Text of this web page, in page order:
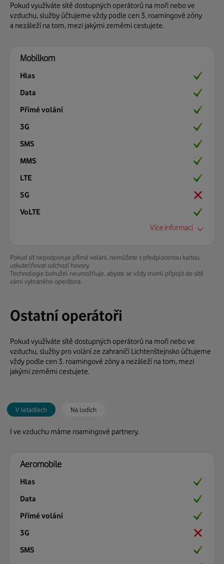
Pokud využíváte sítě dostupných operátorů na moři nebo ve
vzduchu, služby účtujeme vždy podle cen 3. roamingové zóny
a nezáleží na tom, mezi jakými zeměmi cestujete.
Mobilkom
Ano
Ano
Ano
Ano
Ano
Ano
Ano
Ano
Více informací
Mezinárodní prefix:
+423
Zobrazení na displeji:
Frekvence:
900/1800/2100
Web:
http://www.mobilkom.li
Pokrytí:
zobrazit v novém okně
Blokování hovoru:
Pokud síť nepodporuje přímé volání, nemůžete s předplacenou kartou
uskutečňovat odchozí hovory.
Technologie bohužel neumožňuje, abyste se vždy mohli připojit do sítě
vámi vybraného operátora.
Ostatní operátoři
Pokud využíváte sítě dostupných operátorů na moři nebo ve
vzduchu, služby pro volání ze zahraničí Lichtenštejnsko účtujeme
vždy podle cen 3. roamingové zóny a nezáleží na tom, mezi
jakými zeměmi cestujete.
V letadlech Na lodích
I ve vzduchu máme roamingové partnery.
Aeromobile
Ano
Ano
Ano
Ano
Vodafone Malta - Maritime Services
Ano
Ano
Ano
Ano